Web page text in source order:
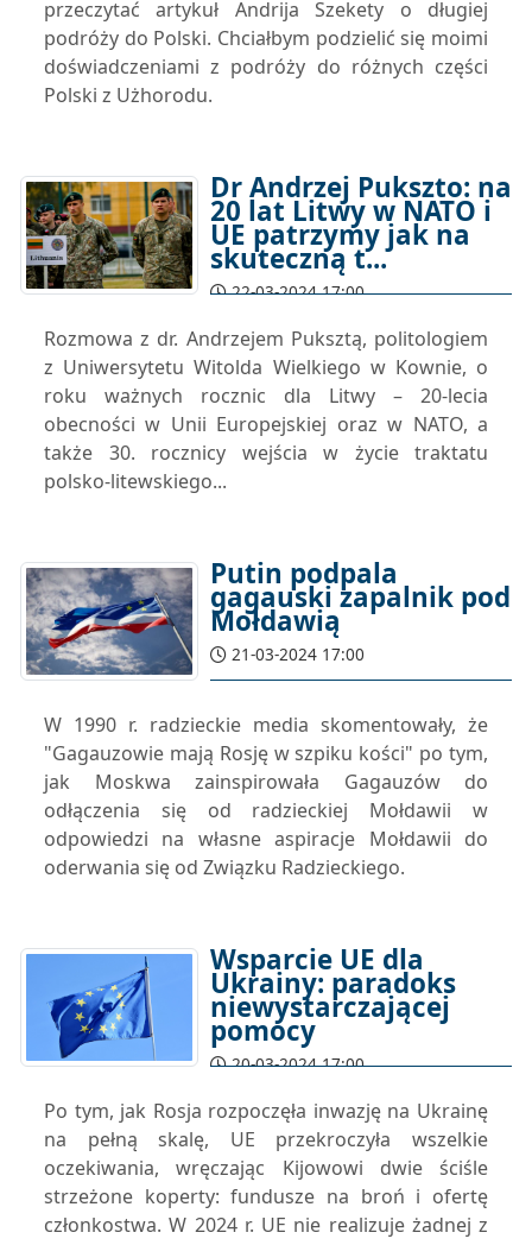
przeczytać artykuł Andrija Szekety o długiej
podróży do Polski. Chciałbym podzielić się moimi
doświadczeniami z podróży do różnych części
Polski z Użhorodu.
Dr Andrzej Pukszto: na
20 lat Litwy w NATO i
UE patrzymy jak na
skuteczną t...
22-03-2024 17:00
Rozmowa z dr. Andrzejem Puksztą, politologiem
z Uniwersytetu Witolda Wielkiego w Kownie, o
roku ważnych rocznic dla Litwy – 20-lecia
obecności w Unii Europejskiej oraz w NATO, a
także 30. rocznicy wejścia w życie traktatu
polsko-litewskiego...
Putin podpala
gagauski zapalnik pod
Mołdawią
21-03-2024 17:00
W 1990 r. radzieckie media skomentowały, że
"Gagauzowie mają Rosję w szpiku kości" po tym,
jak Moskwa zainspirowała Gagauzów do
odłączenia się od radzieckiej Mołdawii w
odpowiedzi na własne aspiracje Mołdawii do
oderwania się od Związku Radzieckiego.
Wsparcie UE dla
Ukrainy: paradoks
niewystarczającej
pomocy
20-03-2024 17:00
Po tym, jak Rosja rozpoczęła inwazję na Ukrainę
na pełną skalę, UE przekroczyła wszelkie
oczekiwania, wręczając Kijowowi dwie ściśle
strzeżone koperty: fundusze na broń i ofertę
członkostwa. W 2024 r. UE nie realizuje żadnej z